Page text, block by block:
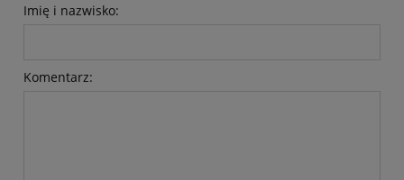
Imię i nazwisko:
Komentarz: